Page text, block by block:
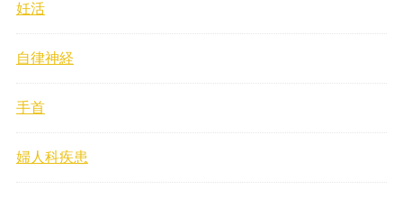
妊活
自律神経
手首
婦人科疾患